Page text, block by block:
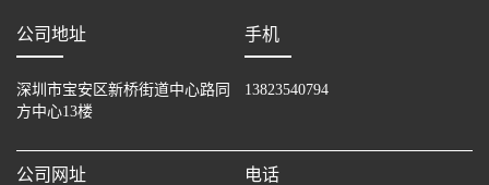
公司地址
深圳市宝安区新桥街道中心路同
方中心13楼
手机
13823540794
公司网址 电话